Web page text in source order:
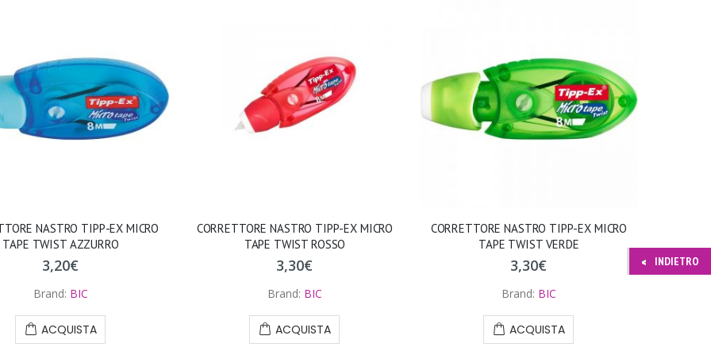
NASTRO TIPP-EX MICRO
TAPE TWIST AZZURRO
3,20€
Brand: BIC
ACQUISTA
CORRETTORE NASTRO TIPP-EX MICRO
TAPE TWIST ROSSO
3,30€
Brand: BIC
ACQUISTA
CORRETTORE NASTRO TIPP-EX MICRO
TAPE TWIST VERDE
3,30€
Brand: BIC
ACQUISTA
INDIETRO